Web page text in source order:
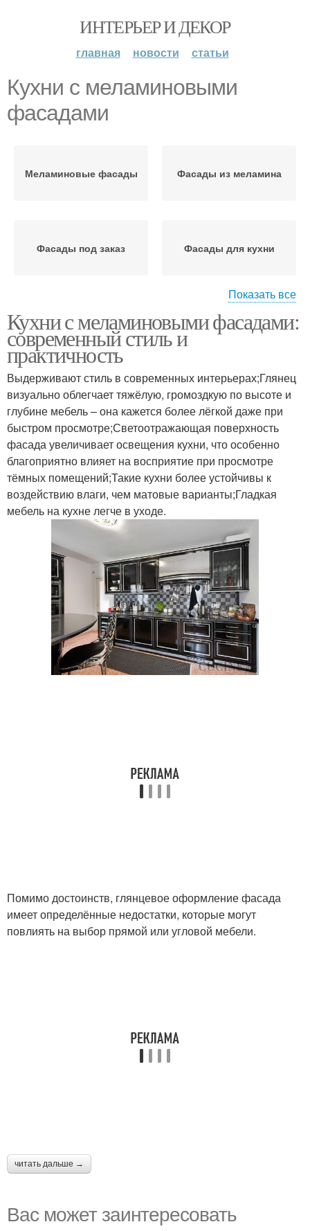
ИНТЕРЬЕР И ДЕКОР
главная новости статьи
Кухни с меламиновыми
фасадами
Меламиновые фасады Фасады из меламина
Фасады под заказ Фасады для кухни
меламиновыми и
Материалы для
фасадов
Меламиновая
древесина
Меламиновая плита
Пятна на меламиновых
фасадах
Фасады на кухне
Фасады на кухню
Показать все
Кухни с меламиновыми фасадами:
современный стиль и
практичность
Выдерживают стиль в современных интерьерах;Глянец
визуально облегчает тяжёлую, громоздкую по высоте и
глубине мебель – она кажется более лёгкой даже при
быстром просмотре;Светоотражающая поверхность
фасада увеличивает освещения кухни, что особенно
благоприятно влияет на восприятие при просмотре
тёмных помещений;Такие кухни более устойчивы к
воздействию влаги, чем матовые варианты;Гладкая
мебель на кухне легче в уходе.
Помимо достоинств, глянцевое оформление фасада
имеет определённые недостатки, которые могут
повлиять на выбор прямой или угловой мебели.
читать дальше →
Вас может заинтересовать